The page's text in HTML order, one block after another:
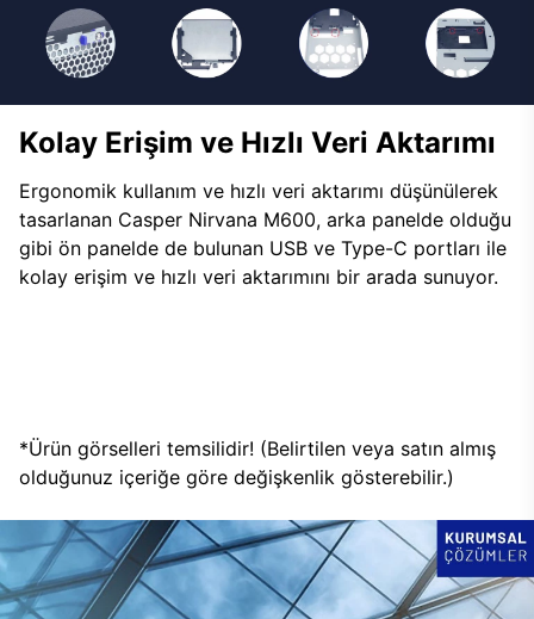
Kolay Erişim ve Hızlı Veri Aktarımı
Ergonomik kullanım ve hızlı veri aktarımı düşünülerek
tasarlanan Casper Nirvana M600, arka panelde olduğu
gibi ön panelde de bulunan USB ve Type-C portları ile
kolay erişim ve hızlı veri aktarımını bir arada sunuyor.
*Ürün görselleri temsilidir! (Belirtilen veya satın almış
olduğunuz içeriğe göre değişkenlik gösterebilir.)